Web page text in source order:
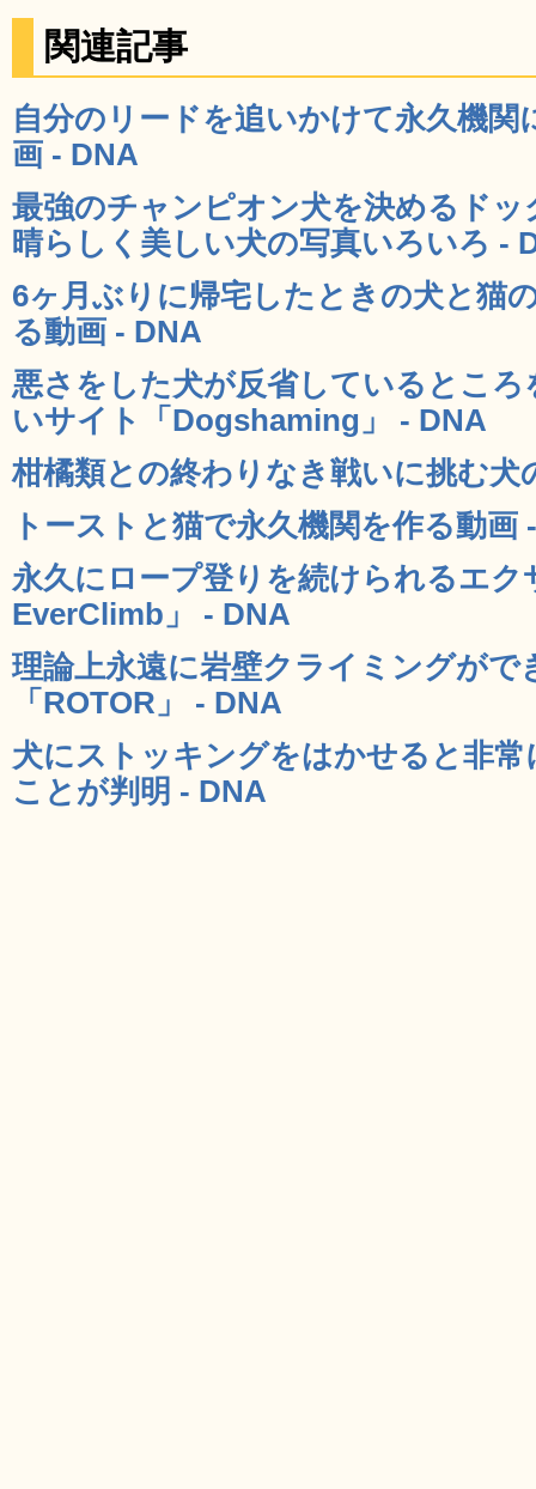
関連記事
自分のリードを追いかけて永久機
画 - DNA
最強のチャンピオン犬を決めるド
晴らしく美しい犬の写真いろいろ -
6ヶ月ぶりに帰宅したときの犬と猫
る動画 - DNA
悪さをした犬が反省しているとこ
いサイト「Dogshaming」 - DNA
柑橘類との終わりなき戦いに挑む犬
トーストと猫で永久機関を作る動画
永久にロープ登りを続けられるエ
EverClimb」 - DNA
理論上永遠に岩壁クライミングが
「ROTOR」 - DNA
犬にストッキングをはかせると非
ことが判明 - DNA